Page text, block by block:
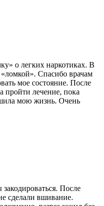
о легких наркотиках. В
«ломкой». Спасибо врачам
мое состояние. После
пройти лечение, пока
мою жизнь. Очень
После
сделали вшивание.